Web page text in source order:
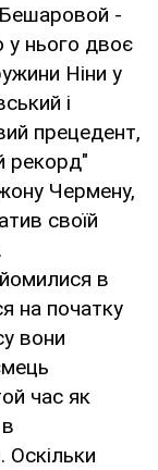
-
у нього двоє
Ніни у
і
прецедент,
рекорд"
Чермену,
своїй
в
на початку
вони
час як
Оскільки